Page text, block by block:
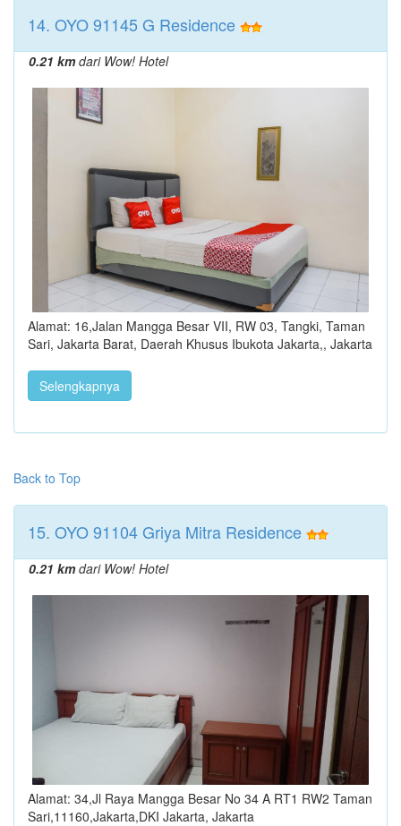
14. OYO 91145 G Residence
0.21 kmdari Wow! Hotel
Alamat: 16,Jalan Mangga Besar VII, RW 03, Tangki, Taman
Sari, Jakarta Barat, Daerah Khusus Ibukota Jakarta,, Jakarta
Selengkapnya
Back to Top
15. OYO 91104 Griya Mitra Residence
0.21 kmdari Wow! Hotel
Alamat: 34,Jl Raya Mangga Besar No 34 A RT1 RW2 Taman
Sari,11160,Jakarta,DKI Jakarta, Jakarta